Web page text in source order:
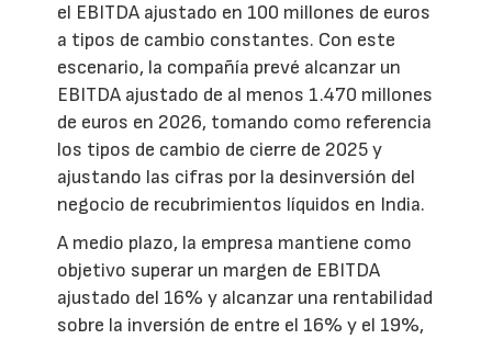
el EBITDA ajustado en 100 millones de euros
a tipos de cambio constantes. Con este
escenario, la compañía prevé alcanzar un
EBITDA ajustado de al menos 1.470 millones
de euros en 2026, tomando como referencia
los tipos de cambio de cierre de 2025 y
ajustando las cifras por la desinversión del
negocio de recubrimientos líquidos en India.
A medio plazo, la empresa mantiene como
objetivo superar un margen de EBITDA
ajustado del 16% y alcanzar una rentabilidad
sobre la inversión de entre el 16% y el 19%,